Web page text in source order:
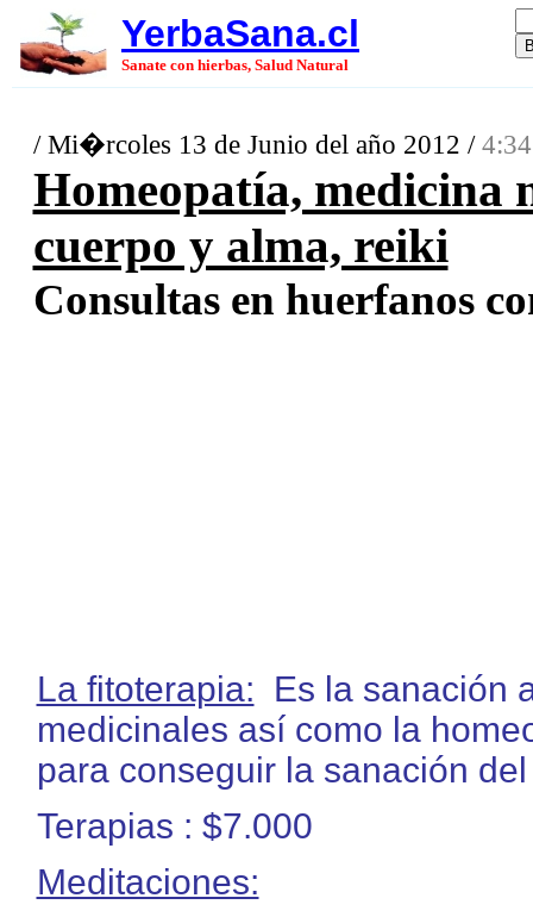
YerbaSana.cl
Sanate con hierbas, Salud Natural
/ Mi�rcoles 13 de Junio del año 2012 /
Homeopatía, medicina
cuerpo y alma, reiki
Consultas en huerfanos
La fitoterapia: Es la sanación
medicinales así como la
para conseguir la sanación
Terapias : $7.000
Meditaciones: